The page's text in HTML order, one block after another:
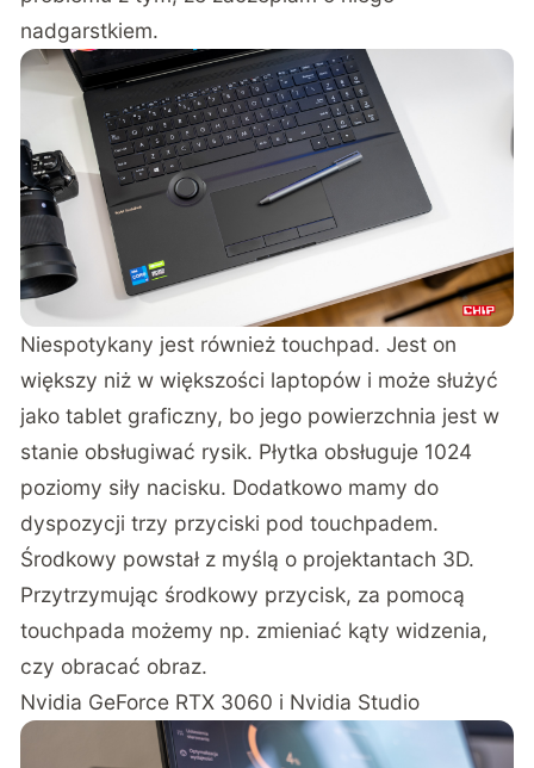
nadgarstkiem.
Niespotykany jest również touchpad. Jest on
większy niż w większości laptopów i może służyć
jako tablet graficzny, bo jego powierzchnia jest w
stanie obsługiwać rysik. Płytka obsługuje 1024
poziomy siły nacisku. Dodatkowo mamy do
dyspozycji trzy przyciski pod touchpadem.
Środkowy powstał z myślą o projektantach 3D.
Przytrzymując środkowy przycisk, za pomocą
touchpada możemy np. zmieniać kąty widzenia,
czy obracać obraz.
Nvidia GeForce RTX 3060 i Nvidia Studio